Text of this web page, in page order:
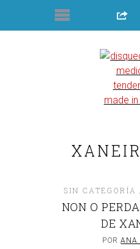
SIN CATEGORÍA
NON O
DE
PORANA